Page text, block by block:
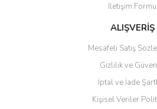
Ürün fiyatı diğer sitelerden daha pahalı.
Bu ürüne benzer farklı alternatifler
Gönder
İletişim Formu
ALIŞVERİŞ
Mesafeli Satış
Gizlilik ve
İptal ve İade
Kişisel Veriler